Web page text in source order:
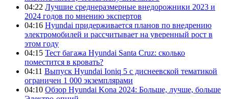
04:22 Лучшие среднеразмерные внедорожники 2023 и
2024 годов по мнению экспертов
04:16 Hyundai придерживается планов по внедрению
электромобилей и рассчитывает на уверенный рост в
этом году
04:15 Тест багажа Hyundai Santa Cruz: сколько
поместится в кровать?
04:11 Выпуск Hyundai Ioniq 5 с диснеевской тематикой
ограничен 1 000 экземплярами
04:10 Обзор Hyundai Kona 2024: Больше, лучше, больше